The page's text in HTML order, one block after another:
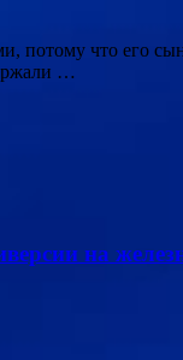
потому что его
…
на